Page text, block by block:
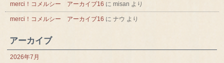
merci！コメルシー アーカイブ16 に misan より
merci！コメルシー アーカイブ16 に ナウ より
アーカイブ
2026年7月